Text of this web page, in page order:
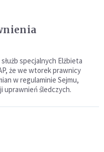
specjalnych Elżbieta
że we wtorek prawnicy
w regulaminie Sejmu,
uprawnień śledczych.